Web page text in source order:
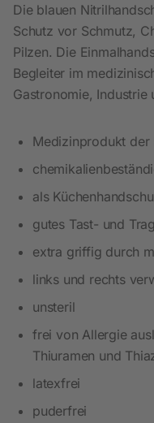
Die blauen
Schutz vor Schmutz,
Pilzen. Die
Begleiter im
Gastronomie, Industrie
Medizinprodukt der
als
gutes Tast- und
extra griffig durch
links und rechts
unsteril
frei von Allergie
Thiuramen und
latexfrei
puderfrei